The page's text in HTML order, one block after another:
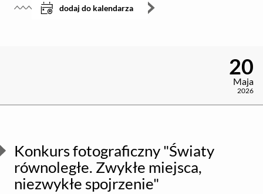
dodaj do kalendarza
20
Maja
2026
Konkurs fotograficzny "Światy
równoległe. Zwykłe miejsca,
niezwykłe spojrzenie"